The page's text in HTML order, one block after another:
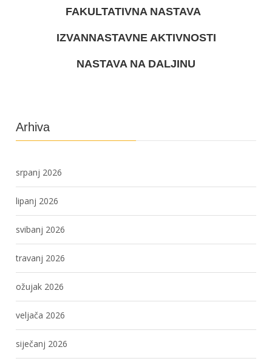
FAKULTATIVNA NASTAVA
IZVANNASTAVNE AKTIVNOSTI
NASTAVA NA DALJINU
Arhiva
srpanj 2026
lipanj 2026
svibanj 2026
travanj 2026
ožujak 2026
veljača 2026
siječanj 2026